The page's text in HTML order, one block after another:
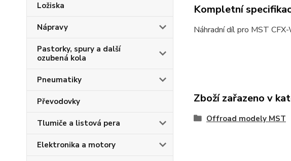
Ložiska
Nápravy
Pastorky, spury a další
ozubená kola
Pneumatiky
Převodovky
Tlumiče a listová pera
Elektronika a motory
Kompletní
Náhradní díl pro MST CFX-
Zboží zařazeno v
Offroad modely MST